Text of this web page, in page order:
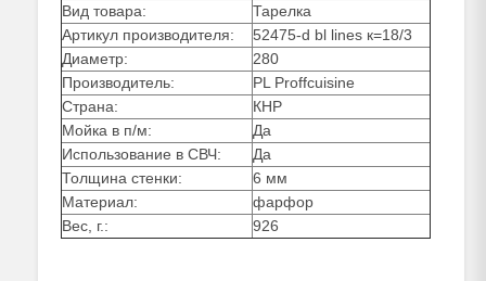
Вид товара:
Тарелка
Артикул производителя:
52475-d bl lines к=18/3
Диаметр:
280
Производитель:
PL Proffcuisine
Страна:
КНР
Мойка в п/м:
Да
Использование в СВЧ:
Да
Толщина стенки:
6 мм
Материал:
фарфор
Вес, г.:
926